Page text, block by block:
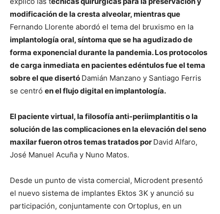
modificación de la cresta alveolar, mientras que
Fernando Llorente abordó el tema del bruxismo en la
implantología oral, síntoma que se ha agudizado de
forma exponencial durante la pandemia. Los protocolos
de carga inmediata en pacientes edéntulos fue el tema
sobre el que disertó Damián Manzano y Santiago Ferris
se centró en el flujo digital en implantología.
El paciente virtual, la filosofía anti-periimplantitis o la
solución de las complicaciones en la elevación del seno
maxilar fueron otros temas tratados por David Alfaro,
José Manuel Acuña y Nuno Matos.
Desde un punto de vista comercial, Microdent presentó
el nuevo sistema de implantes Ektos 3K y anunció su
participación, conjuntamente con Ortoplus, en un